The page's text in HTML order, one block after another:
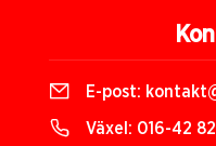
E-post:
Växel: 016-42